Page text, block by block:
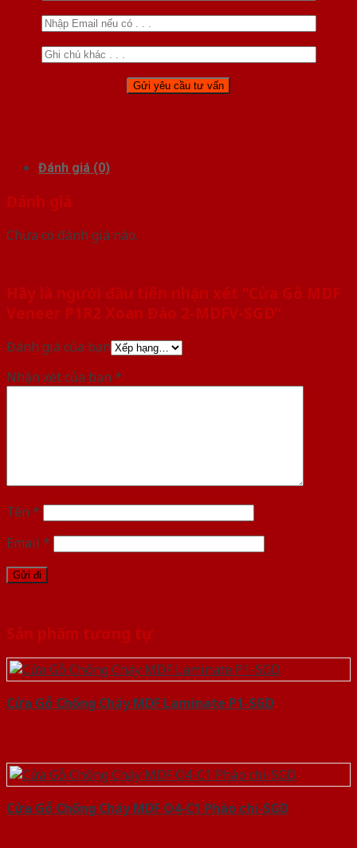
Đánh giá (0)
Đánh giá
Chưa có đánh giá nào.
Hãy là người đầu tiên nhận xét “Cửa Gỗ MDF
Veneer P1R2 Xoan Đào 2-MDFV-SGD”
Đánh giá của bạn
Nhận xét của bạn *
Tên *
Email *
Sản phẩm tương tự
Cửa Gỗ Chống Cháy MDF Laminate P1-SGD
Cửa Gỗ Chống Cháy MDF O4-C1 Phào chi-SGD